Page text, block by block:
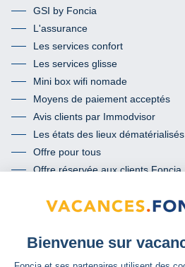
GSI by Foncia
L'assurance
Les services confort
Les services glisse
Mini box wifi nomade
Moyens de paiement acceptés
Avis clients par Immodvisor
Les états des lieux dématérialisés
Offre pour tous
Offre réservée aux clients Foncia
Communauté
Facebook